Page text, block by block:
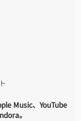
Music、YouTube
。